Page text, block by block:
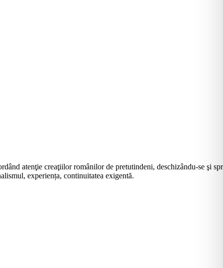
atenţie creaţiilor românilor de pretutindeni, deschizându-se şi
experiența, continuitatea exigentă.